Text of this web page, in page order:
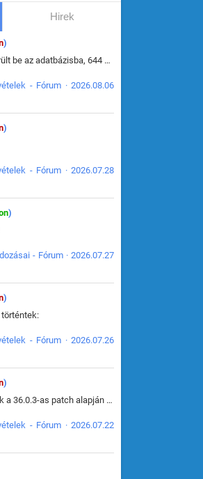
Hirek
)
149 új BG lap került be az adatbázisba, 644 db meglévő BG lap módosult, bekerültek az új képek a megváltozott lapokhoz is.
- Fórum · 2026.08.06
)
- Fórum · 2026.07.28
)
- Fórum · 2026.07.27
)
- Fórum · 2026.07.26
)
Kártya változások a 36.0.3-as patch alapján frissítve az adatbázisban (képek is cserélve).
- Fórum · 2026.07.22